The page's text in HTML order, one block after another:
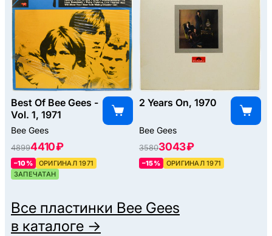
Best Of Bee Gees -
Vol. 1, 1971
Bee Gees
48994410 ₽
–10%
ОРИГИНАЛ 1971
ЗАПЕЧАТАН
2 Years On, 1970
Bee Gees
35803043 ₽
–15% ОРИГИНАЛ 1971
Все пластинки Bee Gees
в каталоге →